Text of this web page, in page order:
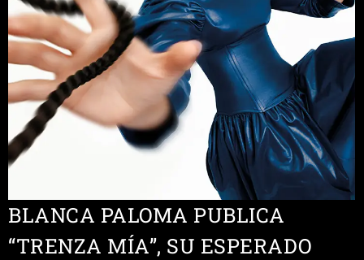
BLANCA PALOMA PUBLICA
“TRENZA MÍA”, SU ESPERADO